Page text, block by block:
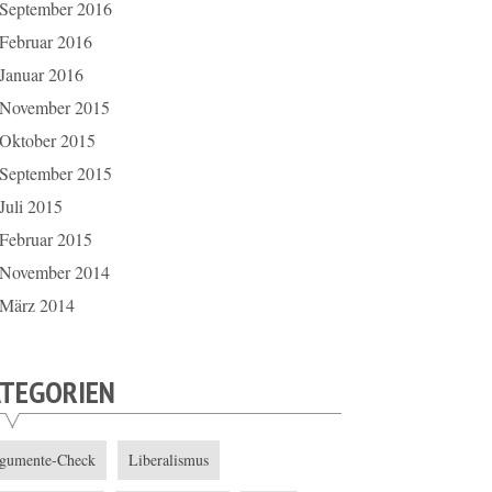
2016
2016
2016
2015
2015
2015
2015
2015
2014
2014
Check Liberalismus